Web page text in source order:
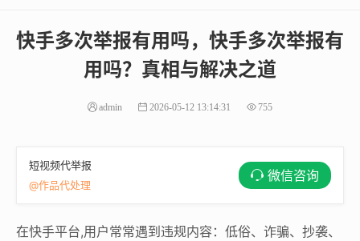
快手多次举报有用吗，快手多次举报有
用吗？真相与解决之道
admin 2026-05-12 13:14:31 755
短视频代举报
@作品代处理
微信咨询
在快手平台,用户常常遇到违规内容：低俗、诈骗、抄袭、